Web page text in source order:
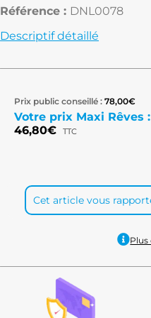
Référence : DNL0078
Descriptif détaillé
Prix public conseillé : 78,00€
Votre prix Maxi Rêves :
46,80€ TTC
Cet article vous
Plus